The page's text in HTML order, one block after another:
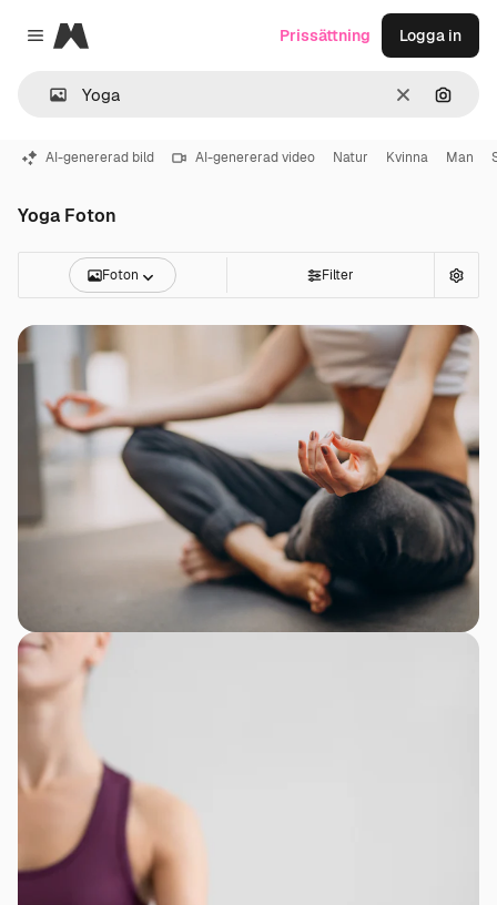
Close menu
Magnific
RensaSök
Prissättning Logga in
AI-genererad bild AI-genererad video Natur Kvinna Man
Yoga Foton
Foton Filter